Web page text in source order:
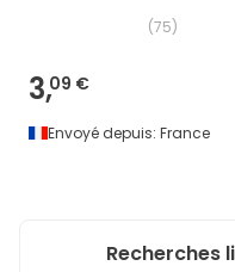
(75)
3,09 €
Envoyé depuis: France
Recherches